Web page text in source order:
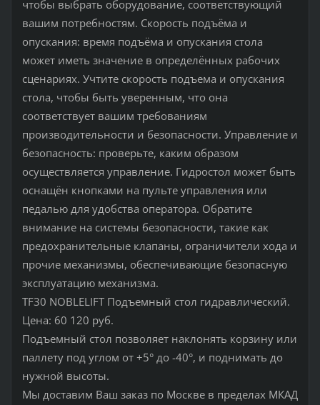
чтобы выбрать оборудование, соответствующий
вашим потребностям. Скорость подъёма и
опускания: время подъёма и опускания стола
может иметь значение в определённых рабочих
сценариях. Учтите скорость подъема и опускания
стола, чтобы быть уверенным, что она
соответствует вашим требованиям
производительности и безопасности. Управление и
безопасность: проверьте, каким образом
осуществляется управление. Гидростол может быть
оснащён кнопками на пульте управления или
педалью для удобства оператора. Обратите
внимание на системы безопасности, такие как
предохранительные клапаны, ограничители хода и
прочие механизмы, обеспечивающие безопасную
эксплуатацию механизма.
TF30 NOBLELIFT Подъемный стол гидравлический.
Цена: 60 120 руб.
Подъемный стол позволяет наклонять корзину или
паллету под углом от +5° до -40°, и поднимать до
нужной высоты.
Мы доставим Ваш заказ по Москве в пределах МКАД